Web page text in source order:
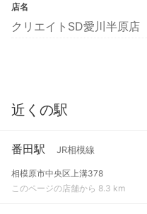
店名
クリエイトSD愛川半原店
近くの駅
番田駅 JR相模線
相模原市中央区上溝378
このページの店舗から 8.3 km